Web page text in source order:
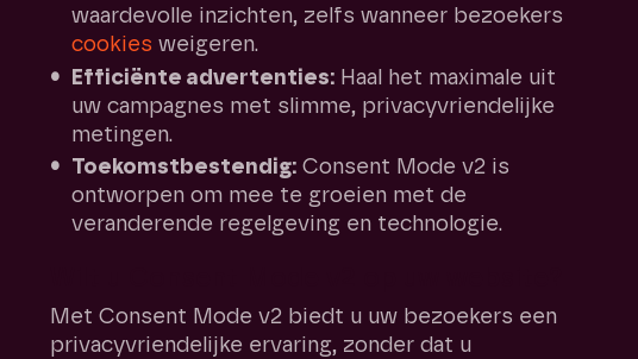
waardevolle inzichten, zelfs wanneer bezoekers
cookies weigeren.
Efficiënte advertenties:Haal het maximale uit
uw campagnes met slimme, privacyvriendelijke
metingen.
Toekomstbestendig:Consent Mode v2 is
ontworpen om mee te groeien met de
veranderende regelgeving en technologie.
Met Consent Mode v2 biedt u uw bezoekers een
privacyvriendelijke ervaring, zonder dat u